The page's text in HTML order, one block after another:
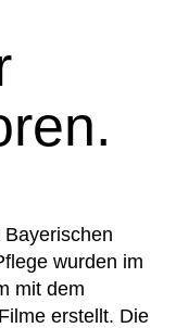
Bayerischen
wurden im
mit dem
erstellt. Die